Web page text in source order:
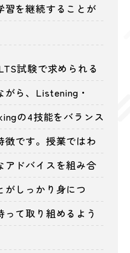
習を継続することが
試験で求められる
ら、Listening・
の4技能をバランス
徴です。授業ではわ
アドバイスを組み合
がしっかり身につ
て取り組めるよう